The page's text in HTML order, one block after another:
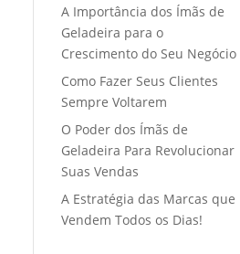
A Importância dos Ímãs de
Geladeira para o
Crescimento do Seu Negócio
Como Fazer Seus Clientes
Sempre Voltarem
O Poder dos Ímãs de
Geladeira Para Revolucionar
Suas Vendas
A Estratégia das Marcas que
Vendem Todos os Dias!